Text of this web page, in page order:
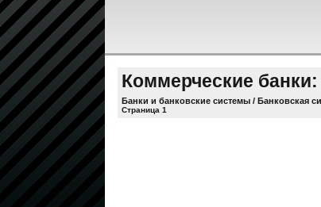
Коммерческие
Банки и банковские системы / Банковская
Страница 1